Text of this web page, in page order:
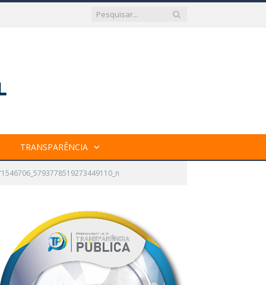
TRANSPARÊNCIA